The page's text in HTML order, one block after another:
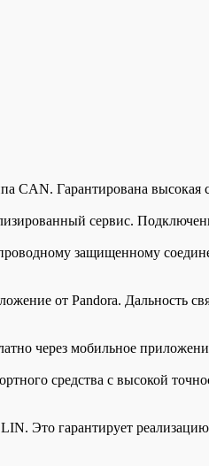
Гарантирована
сервис.
защищенному
от Pandora. Дальность
через мобильное
средства с высокой
Это гарантирует